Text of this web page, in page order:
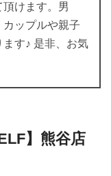
けます。男
ップルや親子
す♪ 是非、お気
】熊谷店